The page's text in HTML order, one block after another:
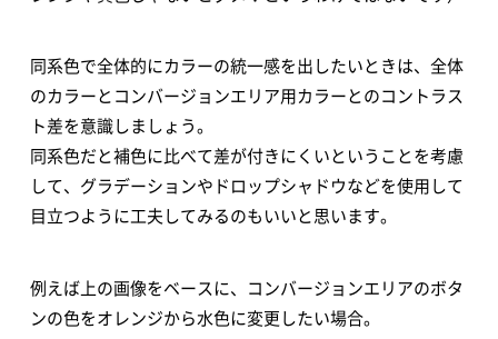
同系色で全体的にカラーの統一感を出したいときは、全体
のカラーとコンバージョンエリア用カラーとのコントラス
ト差を意識しましょう。
同系色だと補色に比べて差が付きにくいということを考慮
して、グラデーションやドロップシャドウなどを使用して
目立つように工夫してみるのもいいと思います。
例えば上の画像をベースに、コンバージョンエリアのボタ
ンの色をオレンジから水色に変更したい場合。